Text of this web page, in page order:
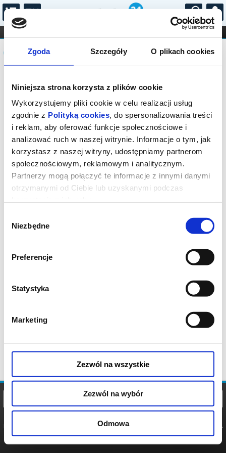
Zgoda Szczegóły O plikach cookies
Niniejsza strona korzysta z plików cookie
Wykorzystujemy pliki cookie w celu realizacji usług
zgodnie z Polityką cookies, do spersonalizowania treści
i reklam, aby oferować funkcje społecznościowe i
analizować ruch w naszej witrynie. Informacje o tym, jak
korzystasz z naszej witryny, udostępniamy partnerom
społecznościowym, reklamowym i analitycznym.
Partnerzy mogą połączyć te informacje z innymi danymi
otrzymanymi od Ciebie lub uzyskanymi podczas
zgody
Niezbędne
Preferencje
Statystyka
Marketing
Zezwól na wszystkie
Zezwól na wybór
Odmowa
...
FILHARMONIA OPERA I BALET
STAND-UP
DLA DZIECI
Komunikat
Sprzedaż biletów on-line na wydarzenie
została zakończona.
POLITYKA
POLITYKA